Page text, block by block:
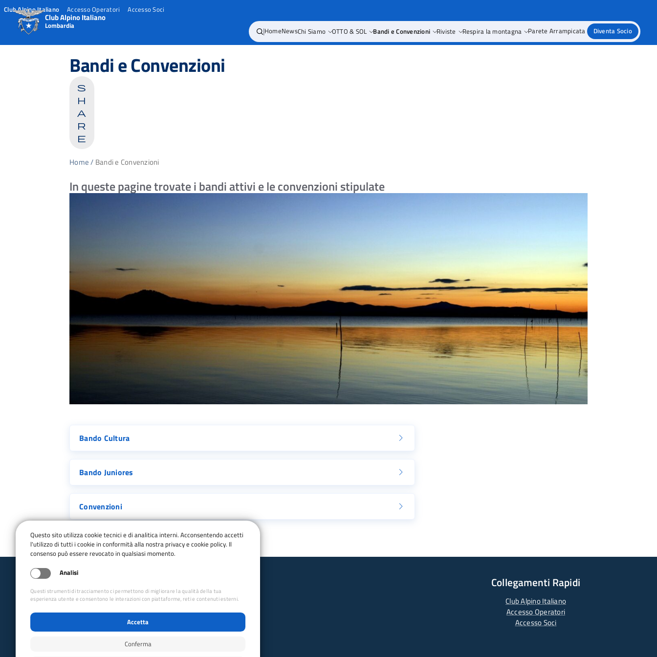
Club Alpino Italiano Accesso Operatori Accesso Soci
Club Alpino Italiano
Lombardia |HomeNewsChi Siamo OTTO & SOL Bandi e Convenzioni Riviste Respira la montagna Parete Arrampicata Diventa Socio
Bandi e Convenzioni
s
h
a
r
e
Home/ Bandi e Convenzioni
In queste pagine trovate i bandi attivi e le convenzioni stipulate
Bando Cultura
Bando Juniores
Convenzioni
Lombardia
email:gr_cai_lombardia@cai.it
+393274851177
gr.lombardia@pec.cai.it
Collegamenti Rapidi
Club Alpino Italiano
Accesso Operatori
Accesso Soci
Questo sito utilizza cookie tecnici e di analitica interni. Acconsentendo accetti
l'utilizzo di tutti i cookie in conformità alla nostra privacy e cookie policy. Il
consenso può essere revocato in qualsiasi momento.
Analisi
Questi strumenti di tracciamento ci permettono di migliorare la qualità della tua
esperienza utente e consentono le interazioni con piattaforme, reti e contenuti esterni.
Accetta
Conferma